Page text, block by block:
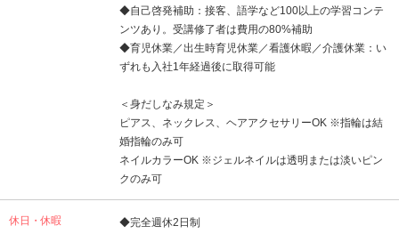
◆自己啓発補助：接客、語学など100以上の学習コンテ
ンツあり。受講修了者は費用の80%補助
◆育児休業／出生時育児休業／看護休暇／介護休業：い
ずれも入社1年経過後に取得可能
＜身だしなみ規定＞
ピアス、ネックレス、ヘアアクセサリーOK ※指輪は結
婚指輪のみ可
ネイルカラーOK ※ジェルネイルは透明または淡いピン
クのみ可
休日・休暇
◆完全週休2日制